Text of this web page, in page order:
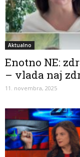
Aktualno
Enotno NE:
– vlada naj
11. novembra, 2025